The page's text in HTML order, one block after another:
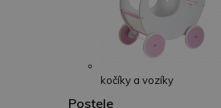
kočíky a vozíky
Postele